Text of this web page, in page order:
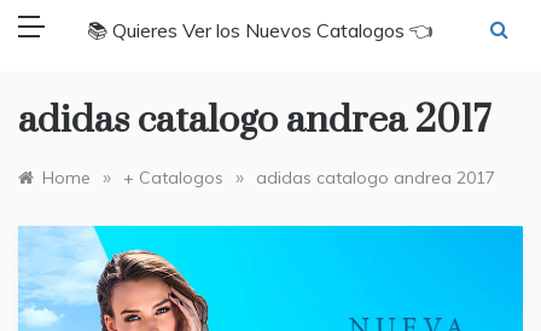
📚 Quieres Ver los Nuevos Catalogos 👈
adidas catalogo andrea 2017
Home » + Catalogos » adidas catalogo andrea 2017